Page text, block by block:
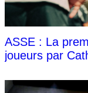
ASSE : La
joueurs par